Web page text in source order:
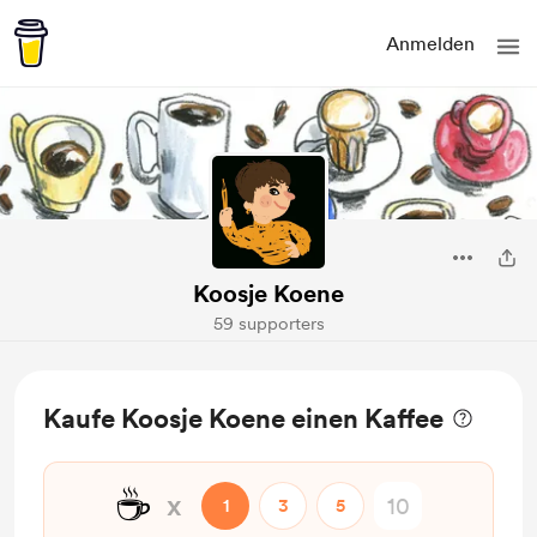
Anmelden
Koosje Koene
59 supporters
Kaufe Koosje Koene einen Kaffee
☕ x 1 3 5